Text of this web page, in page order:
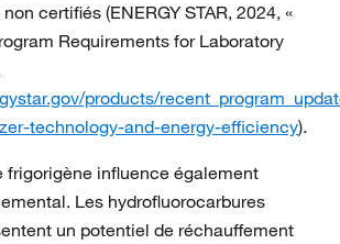
certifiés (ENERGY STAR, 2024, «
Requirements for Laboratory
products/
technology-and-energy-efficiency).
frigorigène influence également
Les hydrofluorocarbures
un potentiel de réchauffement